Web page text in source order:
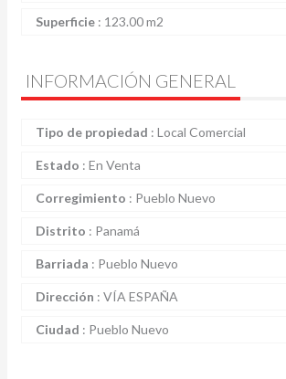
Superficie : 123.00 m2
INFORMACIÓN GENERAL
Tipo de propiedad : Local Comercial
Estado : En Venta
Corregimiento : Pueblo Nuevo
Distrito : Panamá
Barriada : Pueblo Nuevo
Dirección : VÍA ESPAÑA
Ciudad : Pueblo Nuevo